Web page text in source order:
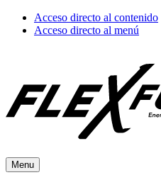
Acceso directo al contenido
Acceso directo al menú
Menu